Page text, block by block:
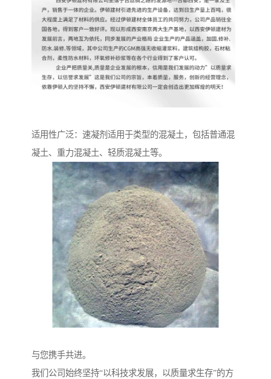
适用性广泛：速凝剂适用于类型的混凝土，包括普通混
凝土、重力混凝土、轻质混凝土等。
与您携手共进。
我们公司始终坚持“以科技求发展，以质量求生存”的方